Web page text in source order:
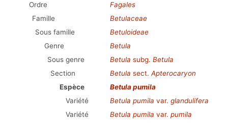
Ordre
Fagales
Famille
Betulaceae
Sous famille
Betuloideae
Genre
Betula
Sous genre
Betula subg. Betula
Section
Betula sect. Apterocaryon
Espèce
Betula pumila
Variété
Betula pumila var. glandulifera
Variété
Betula pumila var. pumila